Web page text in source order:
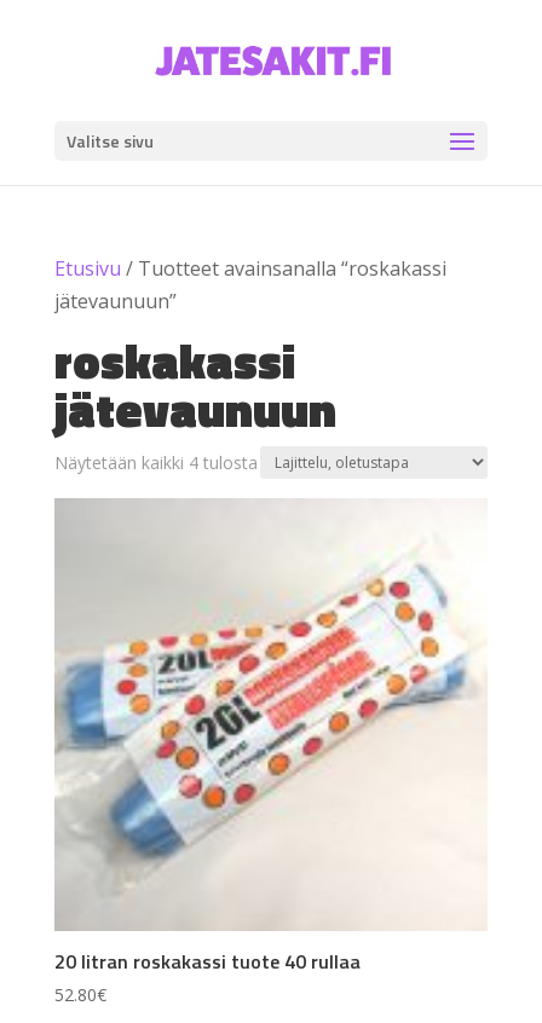
Valitse sivu
Etusivu / Tuotteet avainsanalla “roskakassi
jätevaunuun”
roskakassi
jätevaunuun
Näytetään kaikki 4 tulosta
20 litran roskakassi tuote 40 rullaa
52.80€